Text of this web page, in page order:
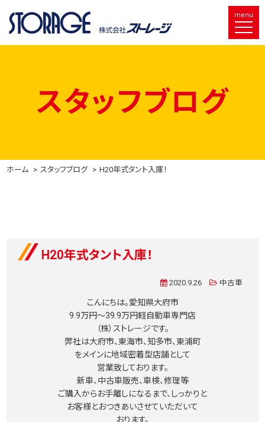
menu
スタッフブログ
ホーム スタッフブログ H20年式タント入庫！
H20年式タント入庫！
2020.9.26 中古車
こんにちは。愛知県大府市
9.9万円〜39.9万円軽自動車専門店
（株）ストレージです。
弊社は大府市、東海市、知多市、東浦町
をメインに地域密着型店舗として
営業致しております。
新車、中古車販売、車検、修理等
ご購入からお手離しになるまで、しっかりと
お客様とおつきあいさせていただいて
おります。